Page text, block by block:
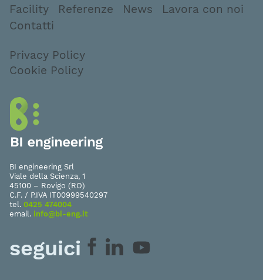
BI engineering Srl
Viale della Scienza, 1
45100 – Rovigo (RO)
C.F. / P.IVA IT00999540297
tel. 0425 474004
email. info@bi-eng.it
seguici
Facility
Referenze News
Lavora con noi
Contatti
Privacy Policy
Cookie Policy